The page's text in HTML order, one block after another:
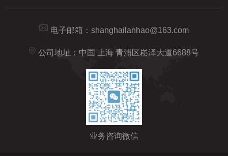
电子邮箱： shanghailanhao@163.com
公司地址：中国 上海 青浦区崧泽大道6688号
业务咨询微信